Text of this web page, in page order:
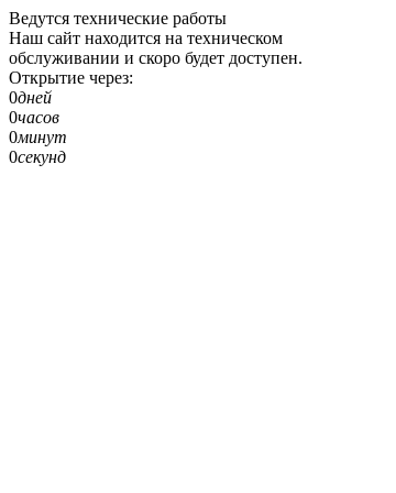
Ведутся технические работы
Наш сайт находится на техническом
обслуживании и скоро будет доступен.
Открытие через:
0дней
0часов
0минут
0секунд